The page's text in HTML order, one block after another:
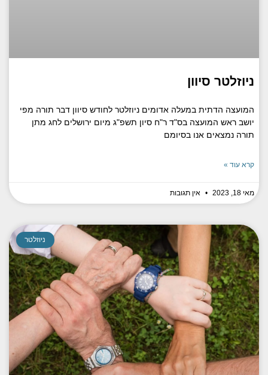
ניוזלטר סיוון
המועצה הדתית במעלה אדומים ניוזלטר לחודש סיוון דבר תורה מפי
יושב ראש המועצה בס"ד ‏ר"ח סיון תשפ"ג מיום ירושלים לחג מתן
תורה נמצאים אנו בסיומם
קרא עוד »
מאי 18, 2023 אין תגובות
ניוזלטר